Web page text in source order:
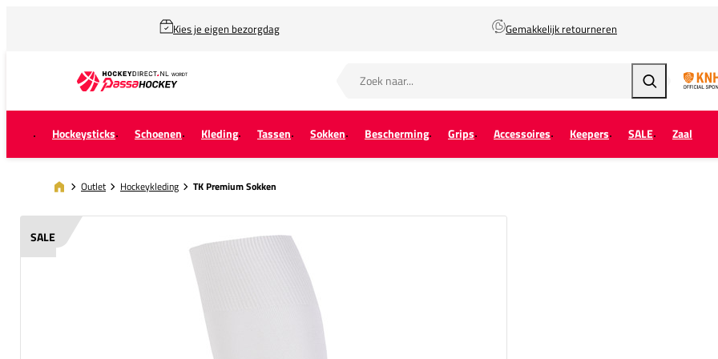
Kies je eigen bezorgdag Gemakkelijk retourneren
Zoeken
Hockeysticks Schoenen Kleding Tassen Sokken Bescherming Grips Accessoires Keepers SALE Zaal
Outlet Hockeykleding TK Premium Sokken
SALE